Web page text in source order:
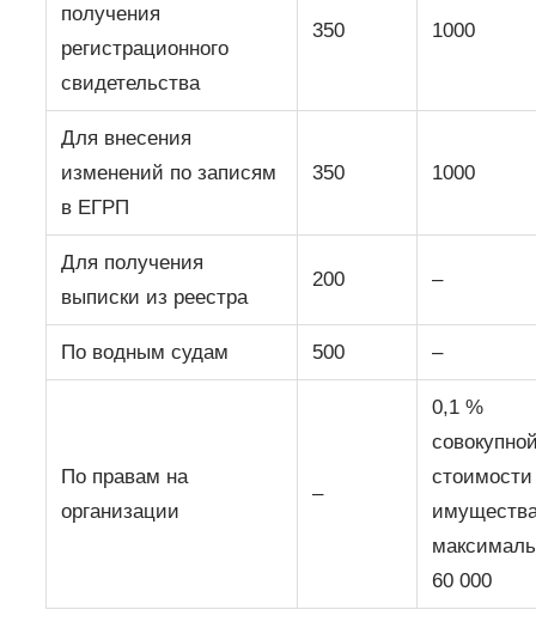
получения
регистрационного
свидетельства
350 1000
Для внесения
изменений по записям
в ЕГРП
350 1000
Для получения
выписки из реестра
200 –
По водным судам 500 –
По правам на
организации
–
0,1 %
стоимости
60 000